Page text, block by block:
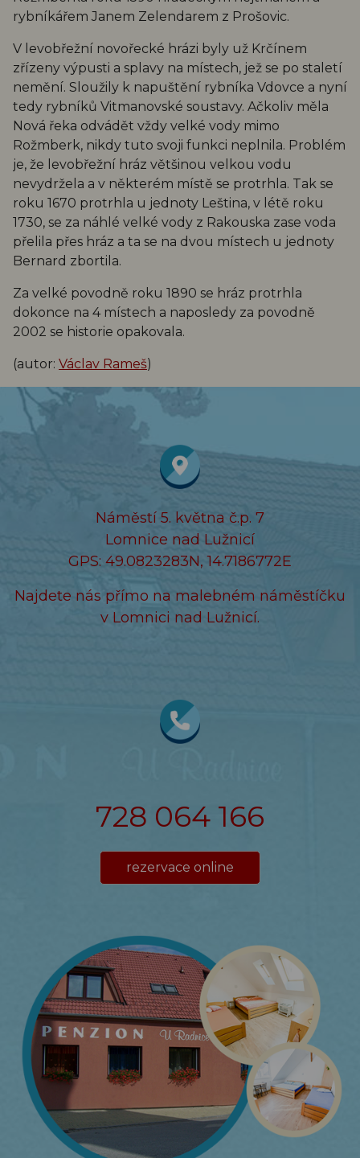
rybníkářem Janem Zelendarem z Prošovic.
V levobřežní novořecké hrázi byly už Krčínem
zřízeny výpusti a splavy na místech, jež se po staletí
nemění. Sloužily k napuštění rybníka Vdovce a nyní
tedy rybníků Vitmanovské soustavy. Ačkoliv měla
Nová řeka odvádět vždy velké vody mimo
Rožmberk, nikdy tuto svoji funkci neplnila. Problém
je, že levobřežní hráz většinou velkou vodu
nevydržela a v některém místě se protrhla. Tak se
roku 1670 protrhla u jednoty Leština, v létě roku
1730, se za náhlé velké vody z Rakouska zase voda
přelila přes hráz a ta se na dvou místech u jednoty
Bernard zbortila.
Za velké povodně roku 1890 se hráz protrhla
dokonce na 4 místech a naposledy za povodně
2002 se historie opakovala.
(autor: Václav Rameš)
Náměstí 5. května č.p. 7
Lomnice nad Lužnicí
GPS: 49.0823283N, 14.7186772E
Najdete nás přímo na malebném náměstíčku
v Lomnici nad Lužnicí.
728 064 166
rezervace online